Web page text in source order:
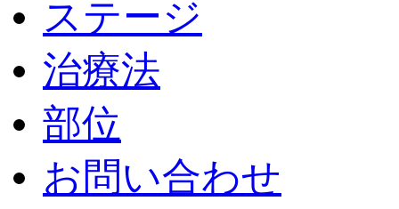
ステージ
治療法
部位
お問い合わせ